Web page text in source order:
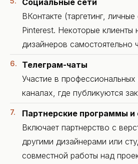
Социальные сети
ВКонтакте (таргетинг,
Pinterest. Некоторые клиенты
дизайнеров самостоятельно
Телеграм-чаты
Участие в
каналах, где публикуются
Партнерские программы и
Включает партнерство с
другими дизайнерами или
совместной работы над